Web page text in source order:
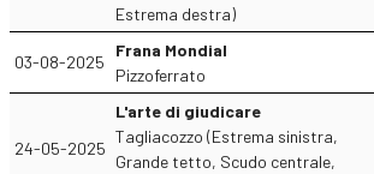
Estrema destra)
03-08-2025
Frana Mondial
Pizzoferrato
24-05-2025
L'arte di giudicare
Tagliacozzo (Estrema sinistra,
Grande tetto, Scudo centrale,